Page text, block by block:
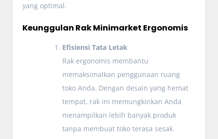
yang optimal.
Keunggulan Rak Minimarket Ergonomis
Efisiensi Tata Letak
Rak ergonomis membantu
memaksimalkan penggunaan ruang
toko Anda. Dengan desain yang hemat
tempat, rak ini memungkinkan Anda
menampilkan lebih banyak produk
tanpa membuat toko terasa sesak.